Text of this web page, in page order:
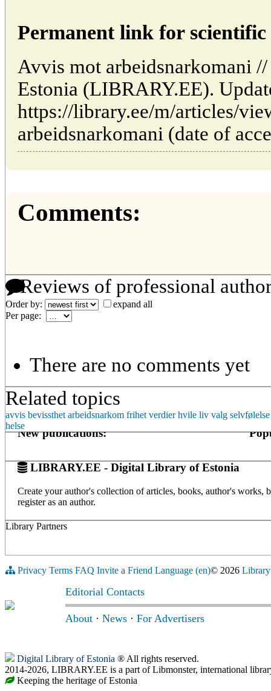
Permanent link for
Avvis mot arbeidsnarkomani
Estonia (LIBRARY.EE).
https://library.ee/m/articles/
arbeidsnarkomani (date of
Comments:
Reviews of professional
Order by:
expand all
Per page:
There are no comments yet
Related topics
avvis bevissthet arbeidsnarkom frihet verdier hvile liv valg selvfølelse
helse
New publications:
LIBRARY.EE - Digital Library of Estonia
Create your author's collection of articles, books, author's
register as an author.
Library Partners
Privacy Terms FAQ Invite a Friend Language (en)© 2026
Editorial Contacts
About · News · For Advertisers
Digital Library of Estonia ® All rights reserved.
2014-2026, LIBRARY.EE is a part of Libmonster, international
Keeping the heritage of Estonia